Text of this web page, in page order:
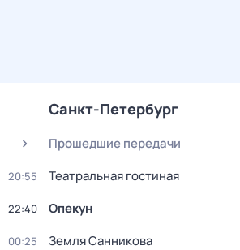
Санкт-Петербург
Прошедшие передачи
20:55 Театральная гостиная
22:40 Опекун
00:25 Земля Санникова